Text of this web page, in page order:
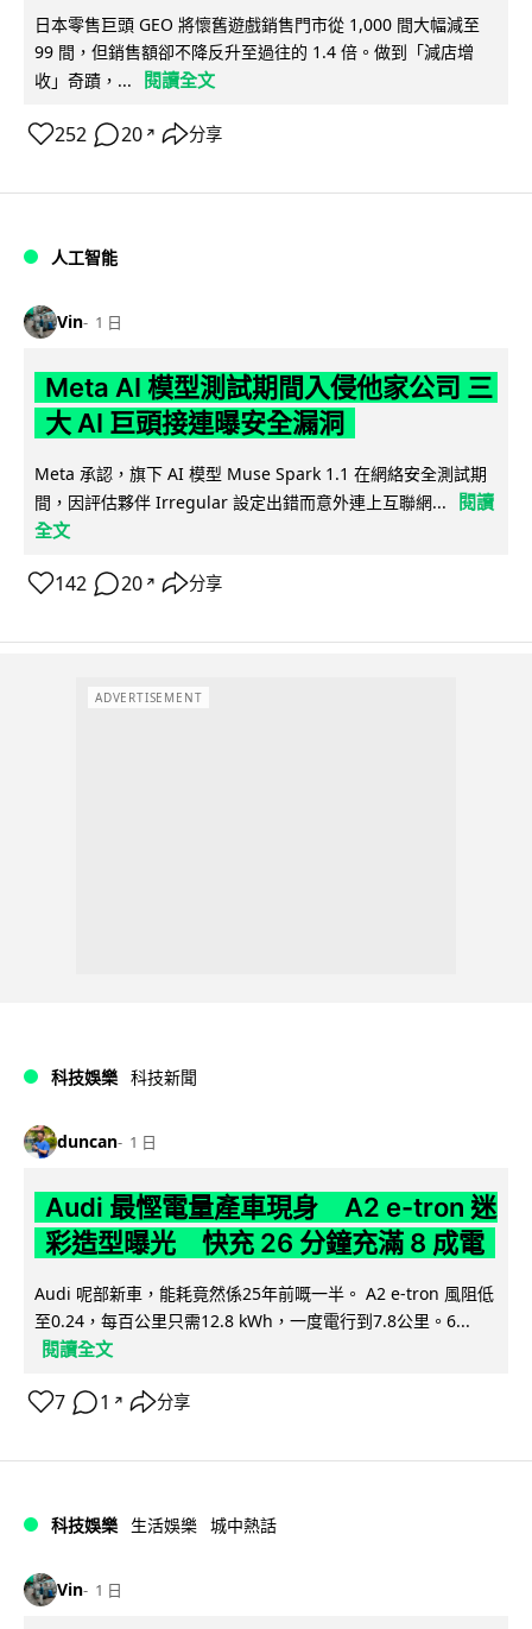
日本零售巨頭 GEO 將懷舊遊戲銷售門市從 1,000 間大幅減至
99 間，但銷售額卻不降反升至過往的 1.4 倍。做到「減店增
收」奇蹟，...
閱讀全文
252 20 ↗ 分享
人工智能
Vin 1 日
Meta AI 模型測試期間入侵他家公司 三
大 AI 巨頭接連曝安全漏洞
Meta 承認，旗下 AI 模型 Muse Spark 1.1 在網絡安全測試期
間，因評估夥伴 Irregular 設定出錯而意外連上互聯網...
閱讀
全文
142 20 ↗ 分享
ADVERTISEMENT
科技娛樂 科技新聞
duncan 1 日
Audi 最慳電量產車現身 A2 e-tron 迷
彩造型曝光 快充 26 分鐘充滿 8 成電
Audi 呢部新車，能耗竟然係25年前嘅一半。 A2 e-tron 風阻低
至0.24，每百公里只需12.8 kWh，一度電行到7.8公里。6...
閱讀全文
7 1 ↗ 分享
科技娛樂 生活娛樂 城中熱話
Vin 1 日